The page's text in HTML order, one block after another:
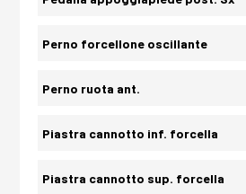
Perno forcellone oscillante
Perno ruota ant.
Piastra cannotto inf. forcella
Piastra cannotto sup. forcella